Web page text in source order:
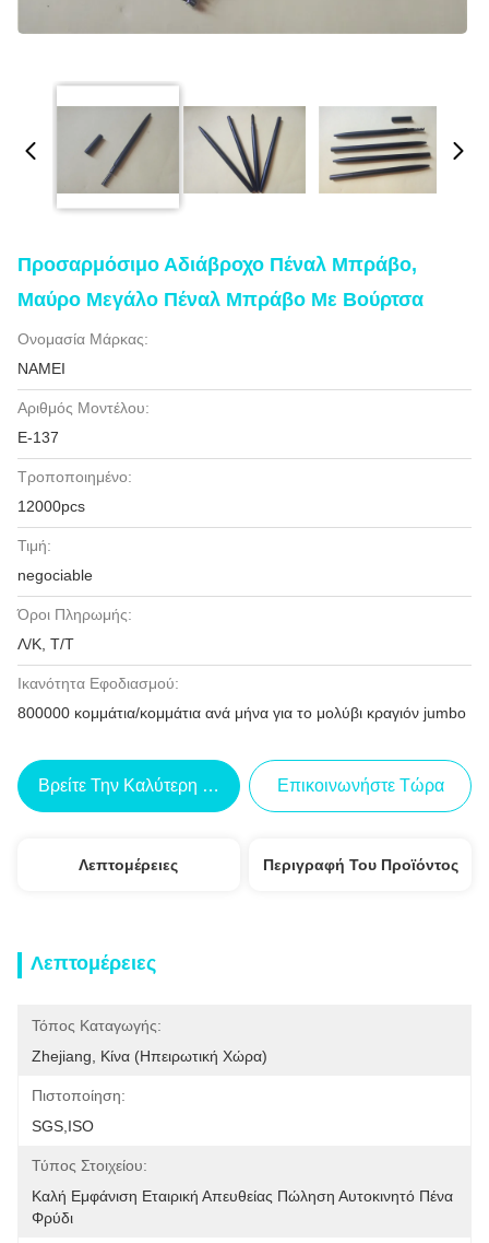
Προσαρμόσιμο Αδιάβροχο Πέναλ Μπράβο,
Μαύρο Μεγάλο Πέναλ Μπράβο Με Βούρτσα
Ονομασία Μάρκας:
NAMEI
Αριθμός Μοντέλου:
Ε-137
Τροποποιημένο:
12000pcs
Τιμή:
negociable
Όροι Πληρωμής:
Λ/Κ, Τ/Τ
Ικανότητα Εφοδιασμού:
800000 κομμάτια/κομμάτια ανά μήνα για το μολύβι κραγιόν jumbo
Βρείτε Την Καλύτερη Τιμή Επικοινωνήστε Τώρα
Λεπτομέρειες Περιγραφή Του Προϊόντος
Λεπτομέρειες
Τόπος Καταγωγής:
Zhejiang, Κίνα (ηπειρωτική Χώρα)
Πιστοποίηση:
SGS,ISO
Τύπος Στοιχείου:
Καλή Εμφάνιση Εταιρική Απευθείας Πώληση Αυτοκινητό Πένα
Φρύδι